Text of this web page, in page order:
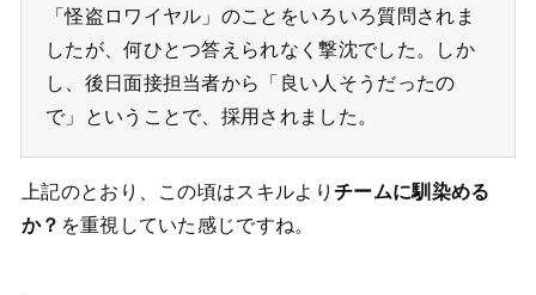
「怪盗ロワイヤル」のことをいろいろ質問されま
したが、何ひとつ答えられなく撃沈でした。しか
し、後日面接担当者から「良い人そうだったの
で」ということで、採用されました。
上記のとおり、この頃はスキルよりチームに馴染める
か？ を重視していた感じですね。